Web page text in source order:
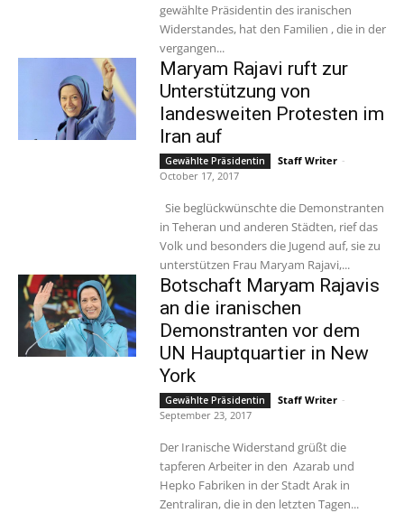
gewählte Präsidentin des iranischen
Widerstandes, hat den Familien , die in der
vergangen...
Maryam Rajavi ruft zur
Unterstützung von
landesweiten Protesten im
Iran auf
Gewählte Präsidentin Staff Writer -
October 17, 2017
Sie beglückwünschte die Demonstranten
in Teheran und anderen Städten, rief das
Volk und besonders die Jugend auf, sie zu
unterstützen Frau Maryam Rajavi,...
Botschaft Maryam Rajavis
an die iranischen
Demonstranten vor dem
UN Hauptquartier in New
York
Gewählte Präsidentin Staff Writer -
September 23, 2017
Der Iranische Widerstand grüßt die
tapferen Arbeiter in den Azarab und
Hepko Fabriken in der Stadt Arak in
Zentraliran, die in den letzten Tagen...